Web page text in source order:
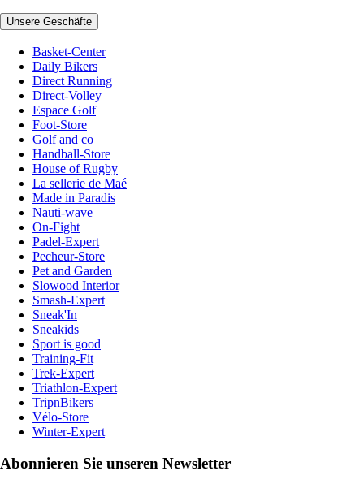
Unsere Geschäfte
Basket-Center
Daily Bikers
Direct Running
Direct-Volley
Espace Golf
Foot-Store
Golf and co
Handball-Store
House of Rugby
La sellerie de Maé
Made in Paradis
Nauti-wave
On-Fight
Padel-Expert
Pecheur-Store
Pet and Garden
Slowood Interior
Smash-Expert
Sneak'In
Sneakids
Sport is good
Training-Fit
Trek-Expert
Triathlon-Expert
TripnBikers
Vélo-Store
Winter-Expert
Abonnieren Sie unseren Newsletter